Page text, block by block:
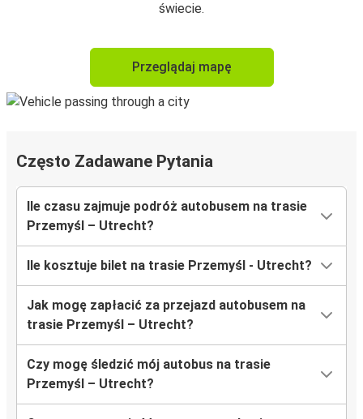
świecie.
Przeglądaj mapę
Często Zadawane Pytania
Ile czasu zajmuje podróż autobusem na trasie
Przemyśl – Utrecht?
Ile kosztuje bilet na trasie Przemyśl - Utrecht?
Jak mogę zapłacić za przejazd autobusem na
trasie Przemyśl – Utrecht?
Czy mogę śledzić mój autobus na trasie
Przemyśl – Utrecht?